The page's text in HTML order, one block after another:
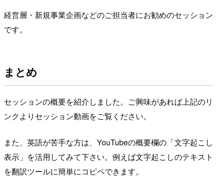
経営層・新規事業企画などのご担当者にお勧めのセッション
です。
まとめ
セッションの概要を紹介しました。ご興味があれば上記のリ
ンクよりセッション動画をご覧ください。
また、英語が苦手な方は、YouTubeの概要欄の「文字起こし
表示」を活用してみて下さい。例えば文字起こしのテキスト
を翻訳ツールに簡単にコピペできます。